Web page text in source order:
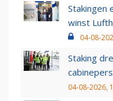
Stakingen
winst
04-08-
Staking
04-08-2026,